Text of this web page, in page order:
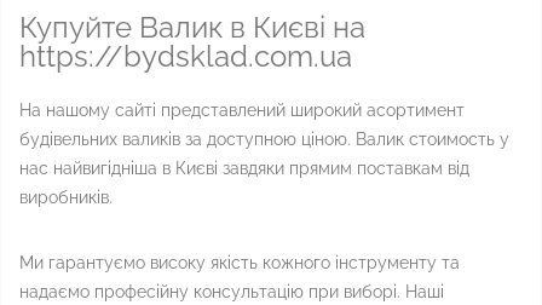
Купуйте Валик в Києві на
https://bydsklad.com.ua
На нашому сайті представлений широкий асортимент
будівельних валиків за доступною ціною. Валик стоимость у
нас найвигідніша в Києві завдяки прямим поставкам від
виробників.
Ми гарантуємо високу якість кожного інструменту та
надаємо професійну консультацію при виборі. Наші